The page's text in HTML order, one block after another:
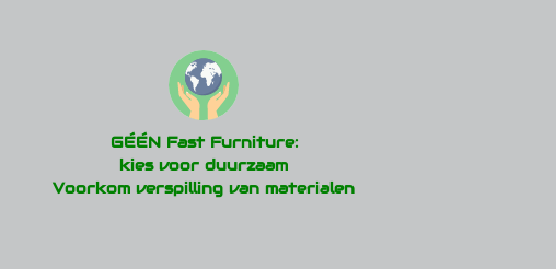
GÉÉN Fast Furniture:
kies voor duurzaam
Voorkom verspilling van materialen